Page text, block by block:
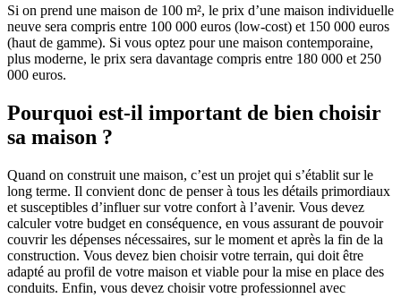
Si on prend une maison de 100 m², le prix d’une maison individuelle
neuve sera compris entre 100 000 euros (low-cost) et 150 000 euros
(haut de gamme). Si vous optez pour une maison contemporaine,
plus moderne, le prix sera davantage compris entre 180 000 et 250
000 euros.
Pourquoi est-il important de bien choisir
sa maison ?
Quand on construit une maison, c’est un projet qui s’établit sur le
long terme. Il convient donc de penser à tous les détails primordiaux
et susceptibles d’influer sur votre confort à l’avenir. Vous devez
calculer votre budget en conséquence, en vous assurant de pouvoir
couvrir les dépenses nécessaires, sur le moment et après la fin de la
construction. Vous devez bien choisir votre terrain, qui doit être
adapté au profil de votre maison et viable pour la mise en place des
conduits. Enfin, vous devez choisir votre professionnel avec